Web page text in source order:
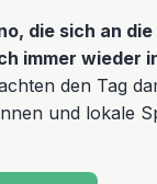
die sich an
immer wieder
den Tag
und lokale